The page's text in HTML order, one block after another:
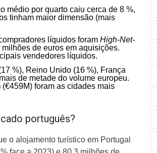
médio por quarto caiu cerca de 8 %,
tinham maior dimensão (mais
líquidos foram High-Net-
de euros em aquisições.
vendedores líquidos.
%), Reino Unido (16 %), França
de metade do volume europeu.
foram as cidades mais
português?
o alojamento turístico em Portugal